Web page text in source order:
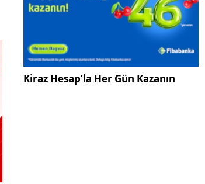
Kiraz Hesap’la Her Gün Kazanın